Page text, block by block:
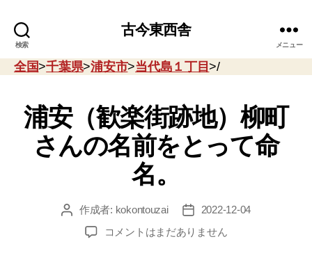
検索
古今東西舎
メニュー
全国>千葉県>浦安市>当代島１丁目>/
浦安（歓楽街跡地）柳町
さんの名前をとって命
名。
投 作成者: kokontouzai
投
稿
日
2022-12-04
浦
コメントはまだありません